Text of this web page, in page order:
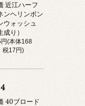
近江ハーフ
ンヘリンボン
ウォッシュ
成り）
(本体168
税17円)
4
40ブロード